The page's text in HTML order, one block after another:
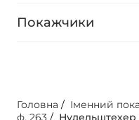
Покажчики
Головна / Іменний
ф. 263 /